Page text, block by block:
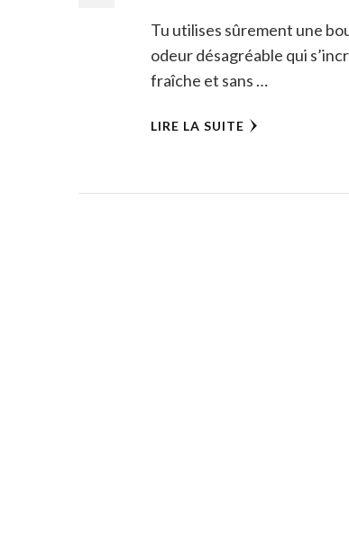
Tu utilises sûrement une
odeur désagréable qui
fraîche et sans …
LIRE LA SUITE